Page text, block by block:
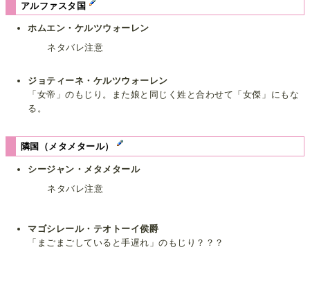
アルファスタ国
ホムエン・ケルツウォーレン
ネタバレ注意
ジョティーネ・ケルツウォーレン
「女帝」のもじり。また娘と同じく姓と合わせて「女傑」にもな
る。
隣国（メタメタール）
シージャン・メタメタール
ネタバレ注意
マゴシレール・テオトーイ侯爵
「まごまごしていると手遅れ」のもじり？？？